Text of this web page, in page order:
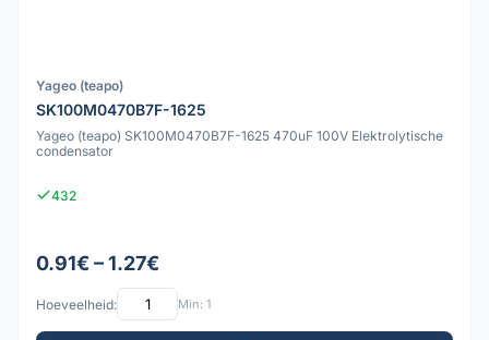
Yageo (teapo)
SK100M0470B7F-1625
Yageo (teapo) SK100M0470B7F-1625 470uF 100V Elektrolytische
condensator
432
0.91€ – 1.27€
Hoeveelheid: Min: 1